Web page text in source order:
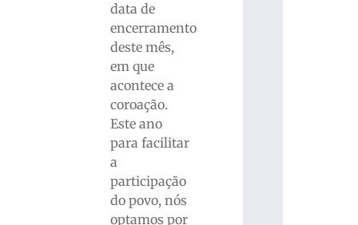
data de
encerramento
deste mês,
em que
acontece a
coroação.
Este ano
para facilitar
a
participação
do povo, nós
optamos por